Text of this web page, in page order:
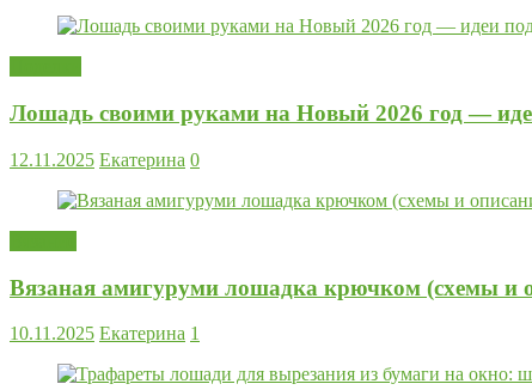
Лошадь своими руками на Новый 2026 год —
12.11.2025 Екатерина 0
Вязаная амигуруми лошадка крючком (схемы и
10.11.2025 Екатерина 1